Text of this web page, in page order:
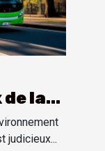
la
judicieux...